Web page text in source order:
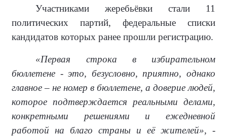
Участниками жеребьёвки стали 11
политических партий, федеральные списки
кандидатов которых ранее прошли регистрацию.
«Первая строка в избирательном
бюллетене - это, безусловно, приятно, однако
главное – не номер в бюллетене, а доверие людей,
которое подтверждается реальными делами,
конкретными решениями и ежедневной
работой на благо страны и её жителей», -